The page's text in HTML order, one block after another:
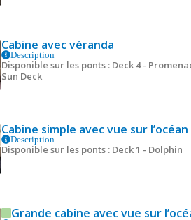
Cabine avec véranda
Description
Disponible sur les ponts : Deck 4 -
Sun Deck
Cabine simple avec vue sur l’océan
Description
Disponible sur les ponts : Deck 1 - Dolphin
Grande cabine avec vue sur